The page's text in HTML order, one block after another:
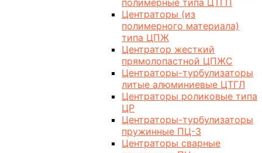
полимерные типа ЦТГП
Центраторы (из
полимерного материала)
типа ЦПЖ
Центратор жесткий
прямолопастной ЦПЖС
Центраторы-турбулизаторы
литые алюминиевые ЦТГЛ
Центраторы роликовые типа
ЦР
Центраторы-турбулизаторы
пружинные ПЦ-3
Центраторы сварные